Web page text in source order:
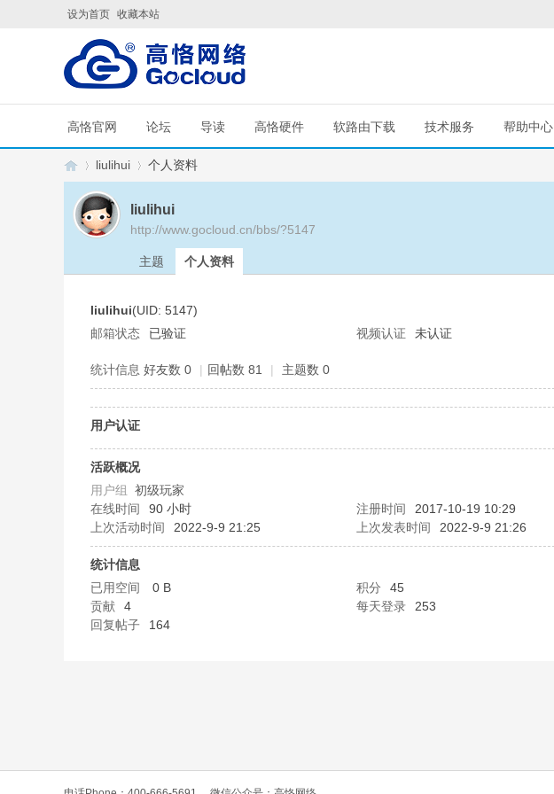
设为首页 收藏本站
高恪官网 论坛 导读 高恪硬件 软路由下载 技术服务 帮助中心
L
liulihui 个人资料
liulihui
http://www.gocloud.cn/bbs/?5147
主题 个人资料
liulihui(UID: 5147)
邮箱状态
已验证 视频认证 未认证
统计信息 好友数 0 | 回帖数 81 | 主题数 0
用户认证
活跃概况
用户组 初级玩家
在线时间
90 小时 注册时间 2017-10-19 10:29
上次活动时间
2022-9-9 21:25 上次发表时间 2022-9-9 21:26
统计信息
已用空间
0 B 积分 45
贡献
4 每天登录 253
回复帖子
164